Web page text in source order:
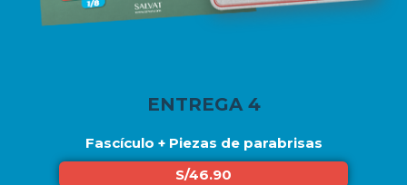
ENTREGA 4
Fascículo + Piezas de parabrisas
S/46.90